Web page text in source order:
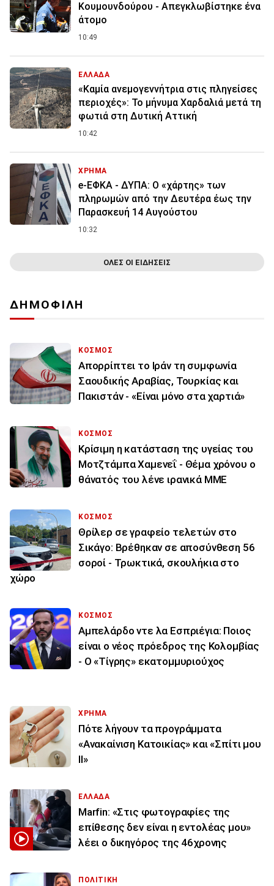
Κουμουνδούρου - Απεγκλωβίστηκε ένα
άτομο
10:49
ΕΛΛΑΔΑ
«Καμία ανεμογεννήτρια στις πληγείσες
περιοχές»: Το μήνυμα Χαρδαλιά μετά τη
φωτιά στη Δυτική Αττική
10:42
ΧΡΗΜΑ
e-ΕΦΚΑ - ΔΥΠΑ: Ο «χάρτης» των
πληρωμών από την Δευτέρα έως την
Παρασκευή 14 Αυγούστου
10:32
ΟΛΕΣ ΟΙ ΕΙΔΗΣΕΙΣ
ΔΗΜΟΦΙΛΗ
ΚΟΣΜΟΣ
Απορρίπτει το Ιράν τη συμφωνία
Σαουδικής Αραβίας, Τουρκίας και
Πακιστάν - «Είναι μόνο στα χαρτιά»
ΚΟΣΜΟΣ
Κρίσιμη η κατάσταση της υγείας του
Μοτζτάμπα Χαμενεΐ - Θέμα χρόνου ο
θάνατός του λένε ιρανικά ΜΜΕ
ΚΟΣΜΟΣ
Θρίλερ σε γραφείο τελετών στο
Σικάγο: Βρέθηκαν σε αποσύνθεση 56
σοροί - Τρωκτικά, σκουλήκια στο
χώρο
ΚΟΣΜΟΣ
Αμπελάρδο ντε λα Εσπριέγια: Ποιος
είναι ο νέος πρόεδρος της Κολομβίας
- Ο «Τίγρης» εκατομμυριούχος
ΧΡΗΜΑ
Πότε λήγουν τα προγράμματα
«Ανακαίνιση Κατοικίας» και «Σπίτι μου
ΙΙ»
ΕΛΛΑΔΑ
Marfin: «Στις φωτογραφίες της
επίθεσης δεν είναι η εντολέας μου»
λέει ο δικηγόρος της 46χρονης
ΠΟΛΙΤΙΚΗ